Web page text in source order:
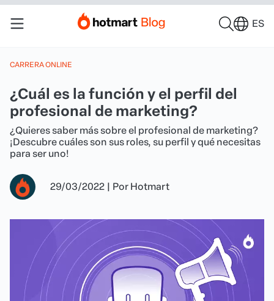
ES
CARRERA ONLINE
¿Cuál es la función y el perfil del
profesional de marketing?
¿Quieres saber más sobre el profesional de marketing?
¡Descubre cuáles son sus roles, su perfil y qué necesitas
para ser uno!
29/03/2022 | Por Hotmart